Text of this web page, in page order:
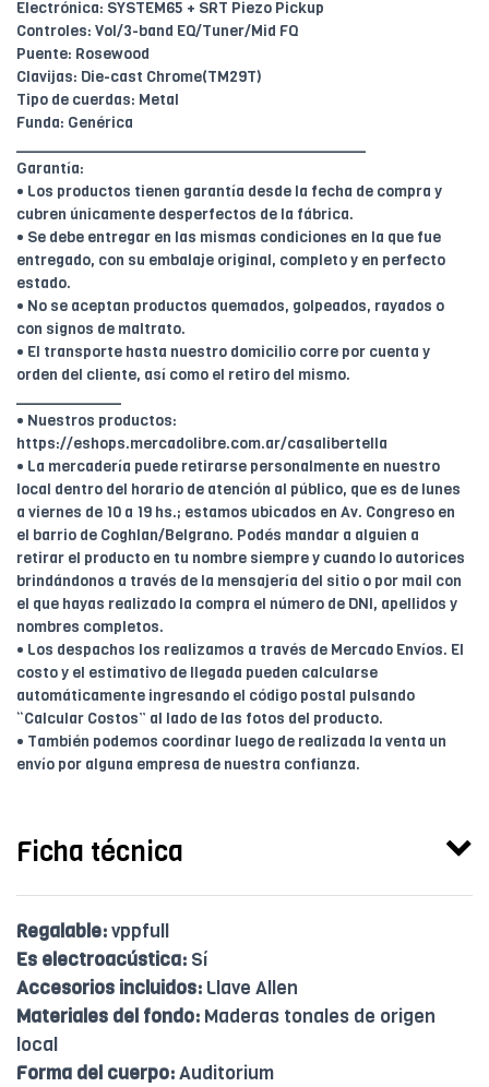
Electrónica: SYSTEM65 + SRT Piezo Pickup
Controles: Vol/3-band EQ/Tuner/Mid FQ
Puente: Rosewood
Clavijas: Die-cast Chrome(TM29T)
Tipo de cuerdas: Metal
Funda: Genérica
Garantía:
• Los productos tienen garantía desde la fecha de compra y
cubren únicamente desperfectos de la fábrica.
• Se debe entregar en las mismas condiciones en la que fue
entregado, con su embalaje original, completo y en perfecto
estado.
• No se aceptan productos quemados, golpeados, rayados o
con signos de maltrato.
• El transporte hasta nuestro domicilio corre por cuenta y
orden del cliente, así como el retiro del mismo.
• Nuestros productos:
https://eshops.mercadolibre.com.ar/casalibertella
• La mercadería puede retirarse personalmente en nuestro
local dentro del horario de atención al público, que es de lunes
a viernes de 10 a 19 hs.; estamos ubicados en Av. Congreso en
el barrio de Coghlan/Belgrano. Podés mandar a alguien a
retirar el producto en tu nombre siempre y cuando lo autorices
brindándonos a través de la mensajería del sitio o por mail con
el que hayas realizado la compra el número de DNI, apellidos y
nombres completos.
• Los despachos los realizamos a través de Mercado Envíos. El
costo y el estimativo de llegada pueden calcularse
automáticamente ingresando el código postal pulsando
“Calcular Costos” al lado de las fotos del producto.
• También podemos coordinar luego de realizada la venta un
envío por alguna empresa de nuestra confianza.
Ficha técnica
Regalable:vppfull
Es electroacústica: Sí
Accesorios incluidos: Llave Allen
Materiales del fondo: Maderas tonales de origen
local
Forma del cuerpo:Auditorium